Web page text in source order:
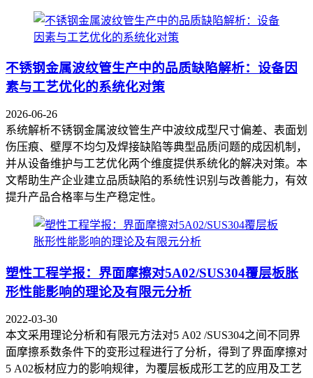
不锈钢金属波纹管生产中的品质缺陷解析：设备因
素与工艺优化的系统化对策
2026-06-26
系统解析不锈钢金属波纹管生产中波纹成型尺寸偏差、表面划
伤压痕、壁厚不均匀及焊接缺陷等典型品质问题的成因机制，
并从设备维护与工艺优化两个维度提供系统化的解决对策。本
文帮助生产企业建立品质缺陷的系统性识别与改善能力，有效
提升产品合格率与生产稳定性。
塑性工程学报：界面摩擦对5A02/SUS304覆层板胀
形性能影响的理论及有限元分析
2022-03-30
本文采用理论分析和有限元方法对5 A02 /SUS304之间不同界
面摩擦系数条件下的变形过程进行了分析，得到了界面摩擦对
5 A02板材应力的影响规律，为覆层板成形工艺的应用及工艺